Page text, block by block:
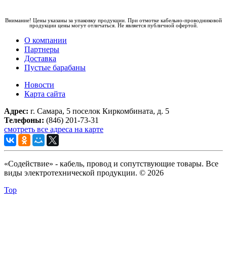
Внимание! Цены указаны за упаковку продукции. При отмотке кабельно-проводниковой
продукции цены могут отличаться. Не является публичной офертой.
О компании
Партнеры
Доставка
Пустые барабаны
Новости
Карта сайта
Адрес: г. Самара, 5 поселок Киркомбината, д. 5
Телефоны: (846) 201-73-31
смотреть все адреса на карте
«Содействие» - кабель, провод и сопутствующие товары. Все
виды электротехнической продукции. © 2026
Top